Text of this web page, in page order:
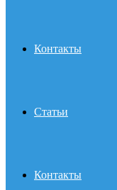
Контакты
Статьи
Контакты